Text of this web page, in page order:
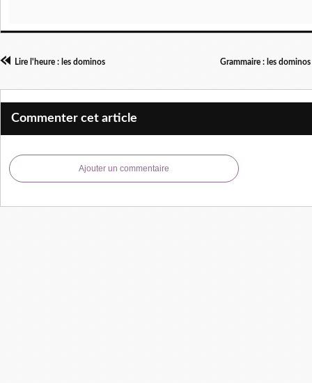
Lire l'heure : les dominos Grammaire : les
Commenter cet article
Ajouter un commentaire